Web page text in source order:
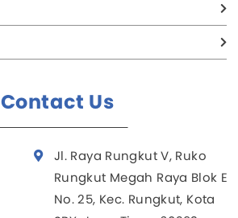
Contact Us
Jl. Raya Rungkut V, Ruko
Rungkut Megah Raya Blok E
No. 25, Kec. Rungkut, Kota